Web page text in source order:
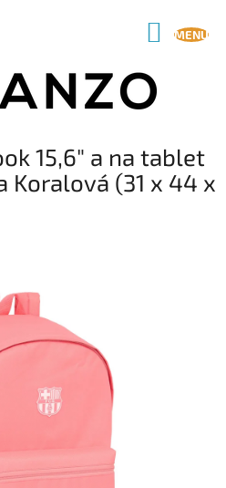
15,6" a na tablet
Koralová (31 x 44 x